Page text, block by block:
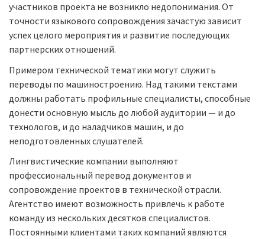
участников проекта не возникло недопонимания. От
точности языкового сопровождения зачастую зависит
успех целого мероприятия и развитие последующих
партнерских отношений.
Примером технической тематики могут служить
переводы по машиностроению. Над такими текстами
должны работать профильные специалисты, способные
донести основную мысль до любой аудитории — и до
технологов, и до наладчиков машин, и до
неподготовленных слушателей.
Лингвистические компании выполняют
профессиональный перевод документов и
сопровождение проектов в технической отрасли.
Агентство имеют возможность привлечь к работе
команду из нескольких десятков специалистов.
Постоянными клиентами таких компаний являются